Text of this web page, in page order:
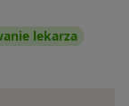
lekarza